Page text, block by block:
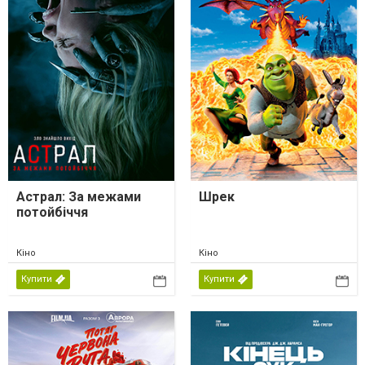
Астрал: За межами
потойбіччя
Кіно
Купити
Шрек
Кіно
Купити